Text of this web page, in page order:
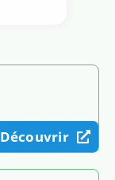
Découvrir